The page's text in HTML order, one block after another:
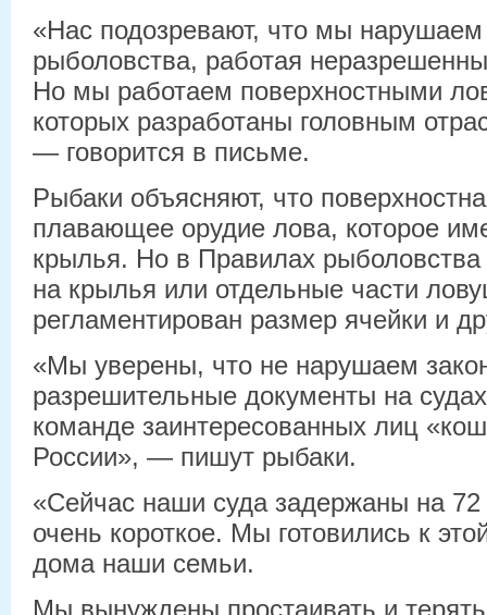
«Нас подозревают, что мы
рыболовства, работая
Но мы работаем поверхностными
которых разработаны головным
— говорится в письме.
Рыбаки объясняют, что
плавающее орудие лова, которое
крылья. Но в Правилах рыболовства
на крылья или отдельные части
регламентирован размер ячейки и
«Мы уверены, что не нарушаем
разрешительные документы на
команде заинтересованных лиц
России», — пишут рыбаки.
«Сейчас наши суда задержаны на
очень короткое. Мы готовились к
дома наши семьи.
Мы вынуждены простаивать и